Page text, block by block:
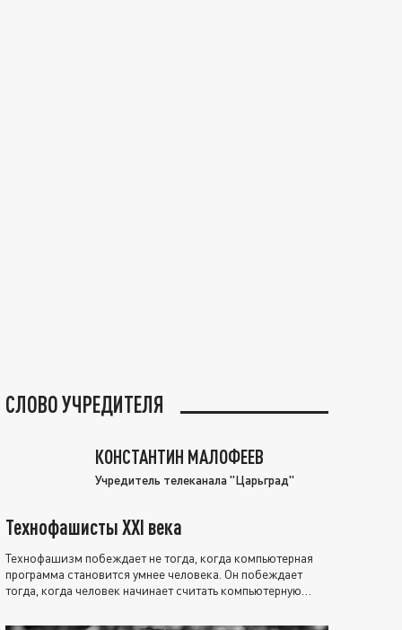
СЛОВО УЧРЕДИТЕЛЯ
КОНСТАНТИН МАЛОФЕЕВ
Учредитель телеканала "Царьград"
Технофашисты XXI века
Технофашизм побеждает не тогда, когда компьютерная
программа становится умнее человека. Он побеждает
тогда, когда человек начинает считать компьютерную